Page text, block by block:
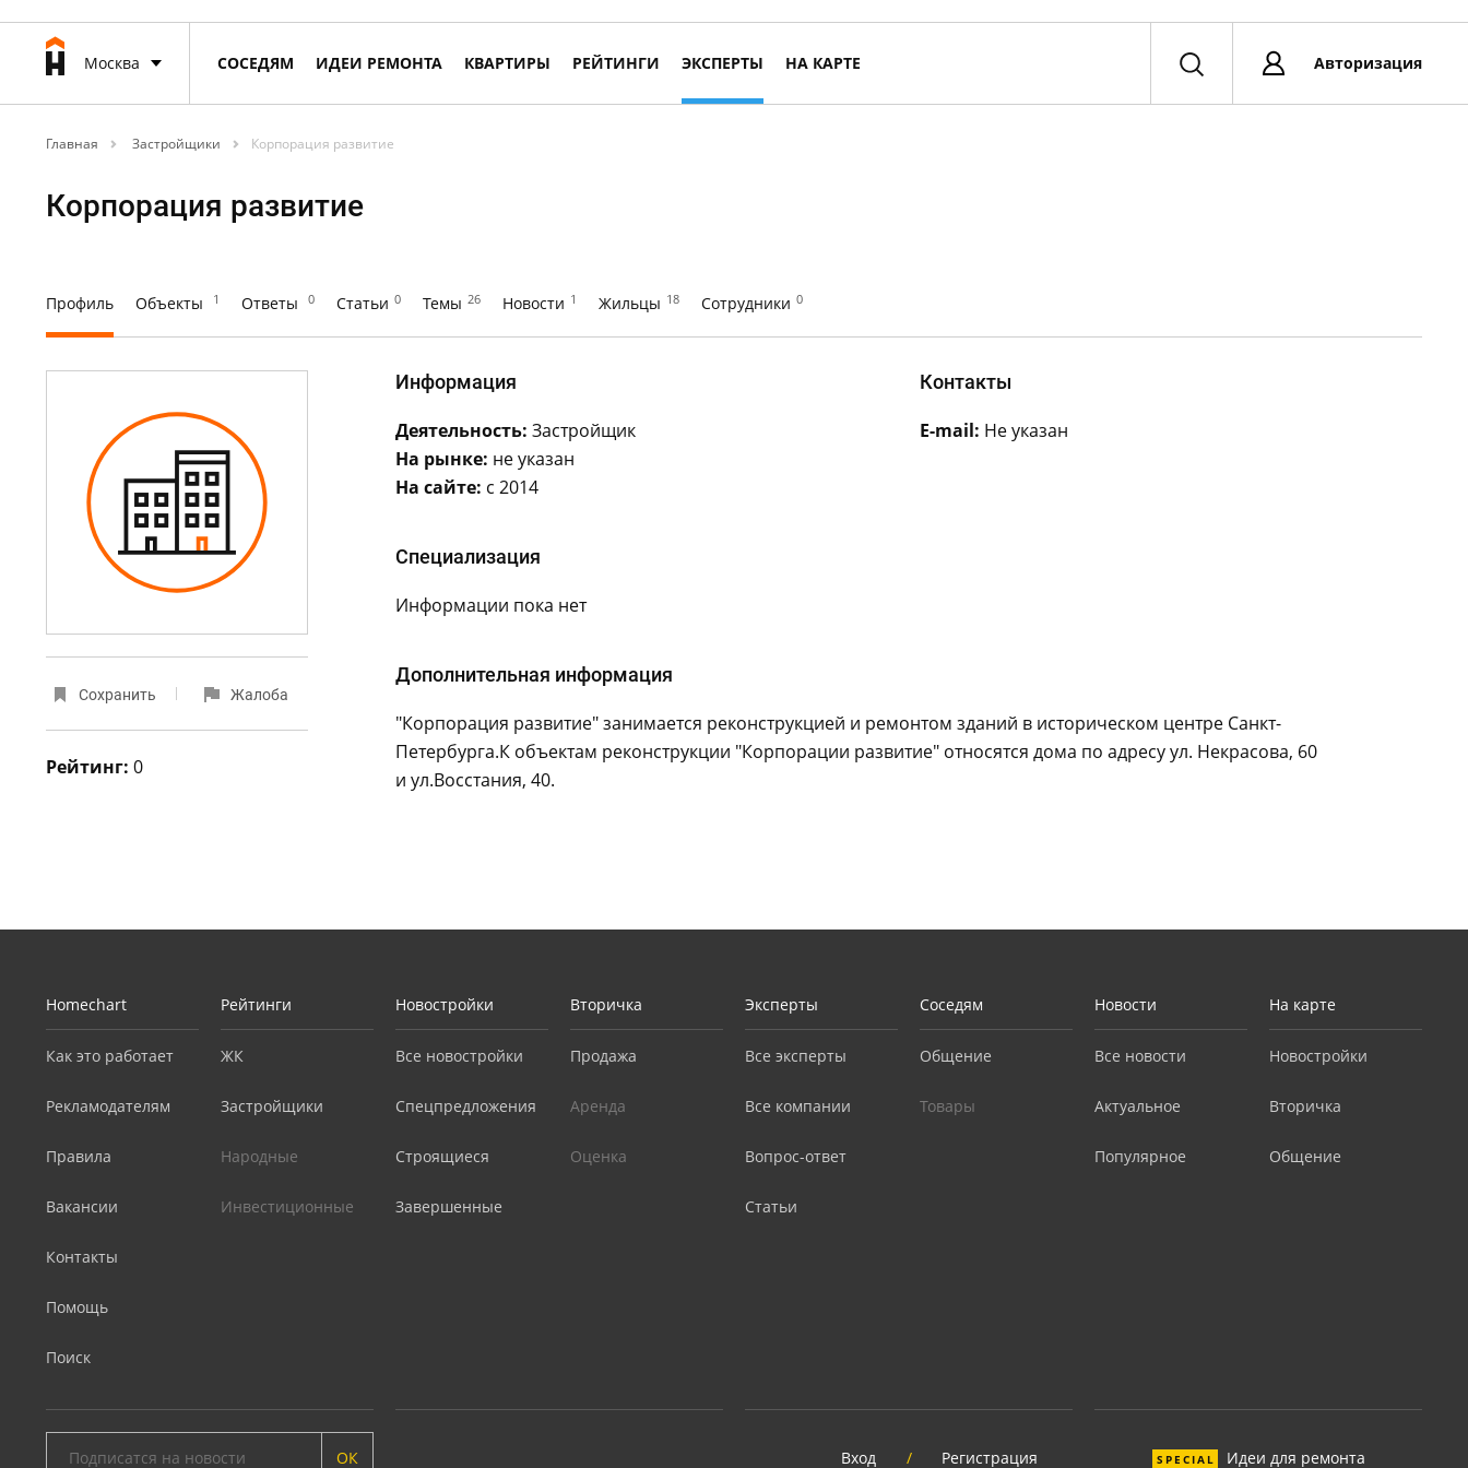
Москва СОСЕДЯМ ИДЕИ РЕМОНТА КВАРТИРЫ РЕЙТИНГИ ЭКСПЕРТЫ НА КАРТЕ Авторизация
Главная Застройщики Корпорация развитие
Корпорация развитие
Профиль Объекты 1 Ответы 0 Статьи 0 Темы 26 Новости 1 Жильцы 18 Сотрудники 0
Сохранить Жалоба
Рейтинг: 0
Информация
Деятельность: Застройщик
На рынке: не указан
На сайте: с 2014
Контакты
E-mail: Не указан
Специализация
Информации пока нет
Дополнительная информация
"Корпорация развитие" занимается реконструкцией и ремонтом зданий в историческом центре Санкт-
Петербурга.К объектам реконструкции "Корпорации развитие" относятся дома по адресу ул. Некрасова, 60
и ул.Восстания, 40.
Homechart
Как это работает
Рекламодателям
Правила
Вакансии
Контакты
Помощь
Поиск
Рейтинги
ЖК
Застройщики
Народные
Инвестиционные
Новостройки
Все новостройки
Спецпредложения
Строящиеся
Завершенные
Вторичка
Продажа
Аренда
Оценка
Эксперты
Все эксперты
Все компании
Вопрос-ответ
Статьи
Соседям
Общение
Товары
Новости
Все новости
Актуальное
Популярное
На карте
Новостройки
Вторичка
Общение
ОК Вход / Регистрация SPECIAL Идеи для ремонта